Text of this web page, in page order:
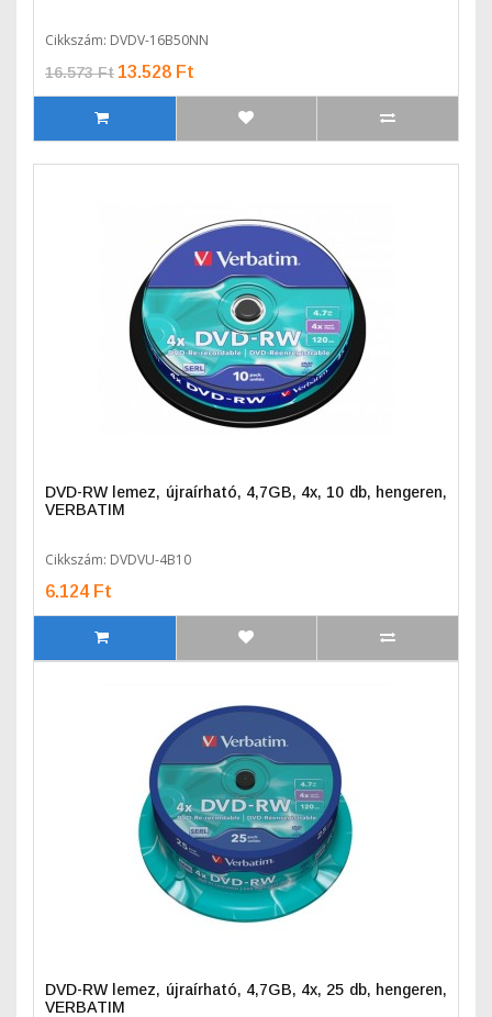
Cikkszám: DVDV-16B50NN
16.573 Ft 13.528 Ft
DVD-RW lemez, újraírható, 4,7GB, 4x, 10 db, hengeren,
VERBATIM
Cikkszám: DVDVU-4B10
6.124 Ft
DVD-RW lemez, újraírható, 4,7GB, 4x, 25 db, hengeren,
VERBATIM